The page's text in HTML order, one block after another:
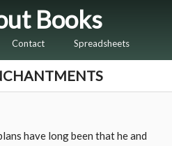
Books
Contact Spreadsheets
have long been that he and